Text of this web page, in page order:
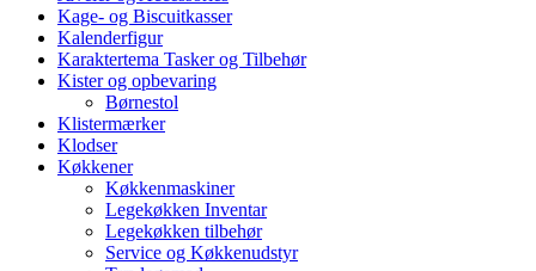
Kage- og Biscuitkasser
Kalenderfigur
Karaktertema Tasker og Tilbehør
Kister og opbevaring
Børnestol
Klistermærker
Klodser
Køkkener
Køkkenmaskiner
Legekøkken Inventar
Legekøkken tilbehør
Service og Køkkenudstyr